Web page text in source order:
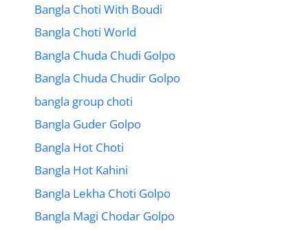
Bangla Choti With Boudi
Bangla Choti World
Bangla Chuda Chudi Golpo
Bangla Chuda Chudir Golpo
bangla group choti
Bangla Guder Golpo
Bangla Hot Choti
Bangla Hot Kahini
Bangla Lekha Choti Golpo
Bangla Magi Chodar Golpo